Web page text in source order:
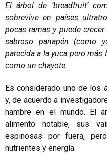
El árbol de ‘breadfruit’
sobrevive en países
pocas ramas y puede
sabroso panapén (como
parecida a la yuca pero más
como un chayote
Es considerado uno de los
y, de acuerdo a
hambre en el mundo. El
alimento notable, sus
espinosas por fuera,
nutrientes y energía.